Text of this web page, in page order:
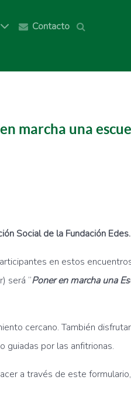
Contacto
marcha una
Social de la Fundación Edes.
en estos
será “Poner en marcha una
cercano. También
guiadas por las anfitrionas.
a través de este